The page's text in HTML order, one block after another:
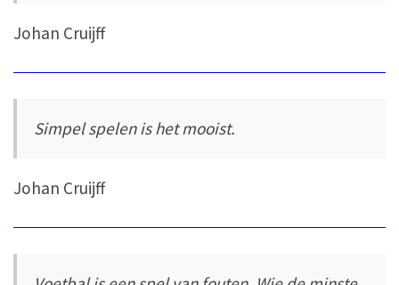
Johan Cruijff
Simpel spelen is het mooist.
Johan Cruijff